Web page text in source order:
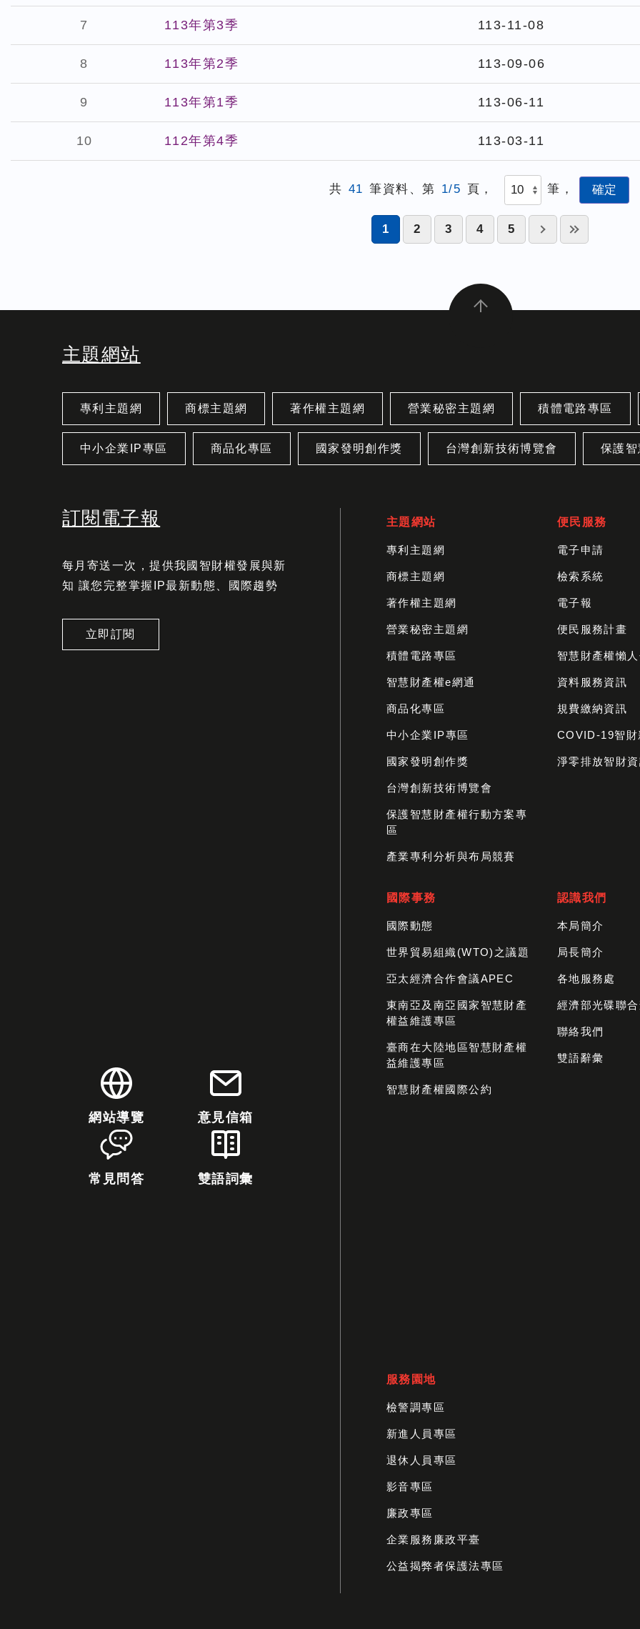
7 113年第3季 113-11-08
8 113年第2季 113-09-06
9 113年第1季 113-06-11
10 112年第4季 113-03-11
共 41 筆資料、第 1/5 頁， 筆，
1 2 3 4 5
主題網站
專利主題網 商標主題網 著作權主題網 營業秘密主題網 積體電路專區
中小企業IP專區 商品化專區 國家發明創作獎 台灣創新技術博覽會 保護
訂閱電子報
每月寄送一次，提供我國智財權發展與新
知 讓您完整掌握IP最新動態、國際趨勢
立即訂閱
網站導覽 意見信箱
常見問答 雙語詞彙
主題網站
專利主題網
商標主題網
著作權主題網
營業秘密主題網
積體電路專區
智慧財產權e網通
商品化專區
中小企業IP專區
國家發明創作獎
台灣創新技術博覽會
保護智慧財產權行動方案專
區
產業專利分析與布局競賽
便民服務
電子申請
檢索系統
電子報
便民服務計畫
智慧財產權懶
資料服務資訊
規費繳納資訊
COVID-19智財
淨零排放智財
國際事務
國際動態
世界貿易組織(WTO)之議題
亞太經濟合作會議APEC
東南亞及南亞國家智慧財產
權益維護專區
臺商在大陸地區智慧財產權
益維護專區
智慧財產權國際公約
認識我們
本局簡介
局長簡介
各地服務處
經濟部光碟聯
聯絡我們
雙語辭彙
服務園地
檢警調專區
新進人員專區
退休人員專區
影音專區
廉政專區
企業服務廉政平臺
公益揭弊者保護法專區